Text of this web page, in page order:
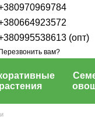
(опт)
вам?
растения